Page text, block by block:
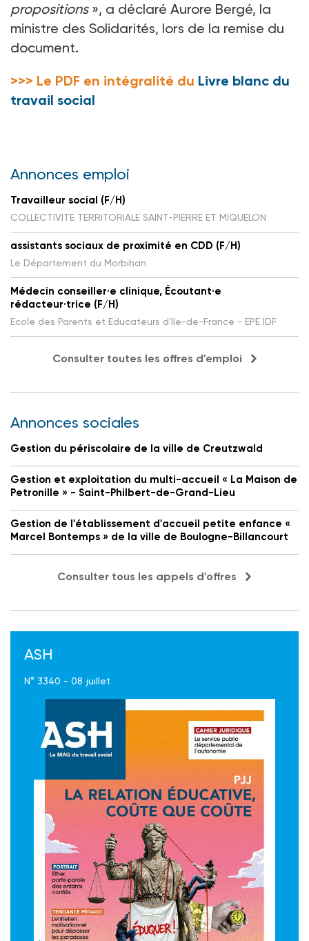
propositions », a déclaré Aurore Bergé, la
ministre des Solidarités, lors de la remise du
document.
>>> Le PDF en intégralité du Livre blanc du
travail social
Annonces emploi
Travailleur social (F/H)
COLLECTIVITE TERRITORIALE SAINT-PIERRE ET MIQUELON
assistants sociaux de proximité en CDD (F/H)
Le Département du Morbihan
Médecin conseiller·e clinique, Écoutant·e
rédacteur·trice (F/H)
Ecole des Parents et Educateurs d'Ile-de-France - EPE IDF
Consulter toutes les offres d'emploi
Annonces sociales
Gestion du périscolaire de la ville de Creutzwald
Gestion et exploitation du multi-accueil « La Maison de
Petronille » - Saint-Philbert-de-Grand-Lieu
Gestion de l'établissement d'accueil petite enfance «
Marcel Bontemps » de la ville de Boulogne-Billancourt
Consulter tous les appels d'offres
ASH
N° 3340 - 08 juillet